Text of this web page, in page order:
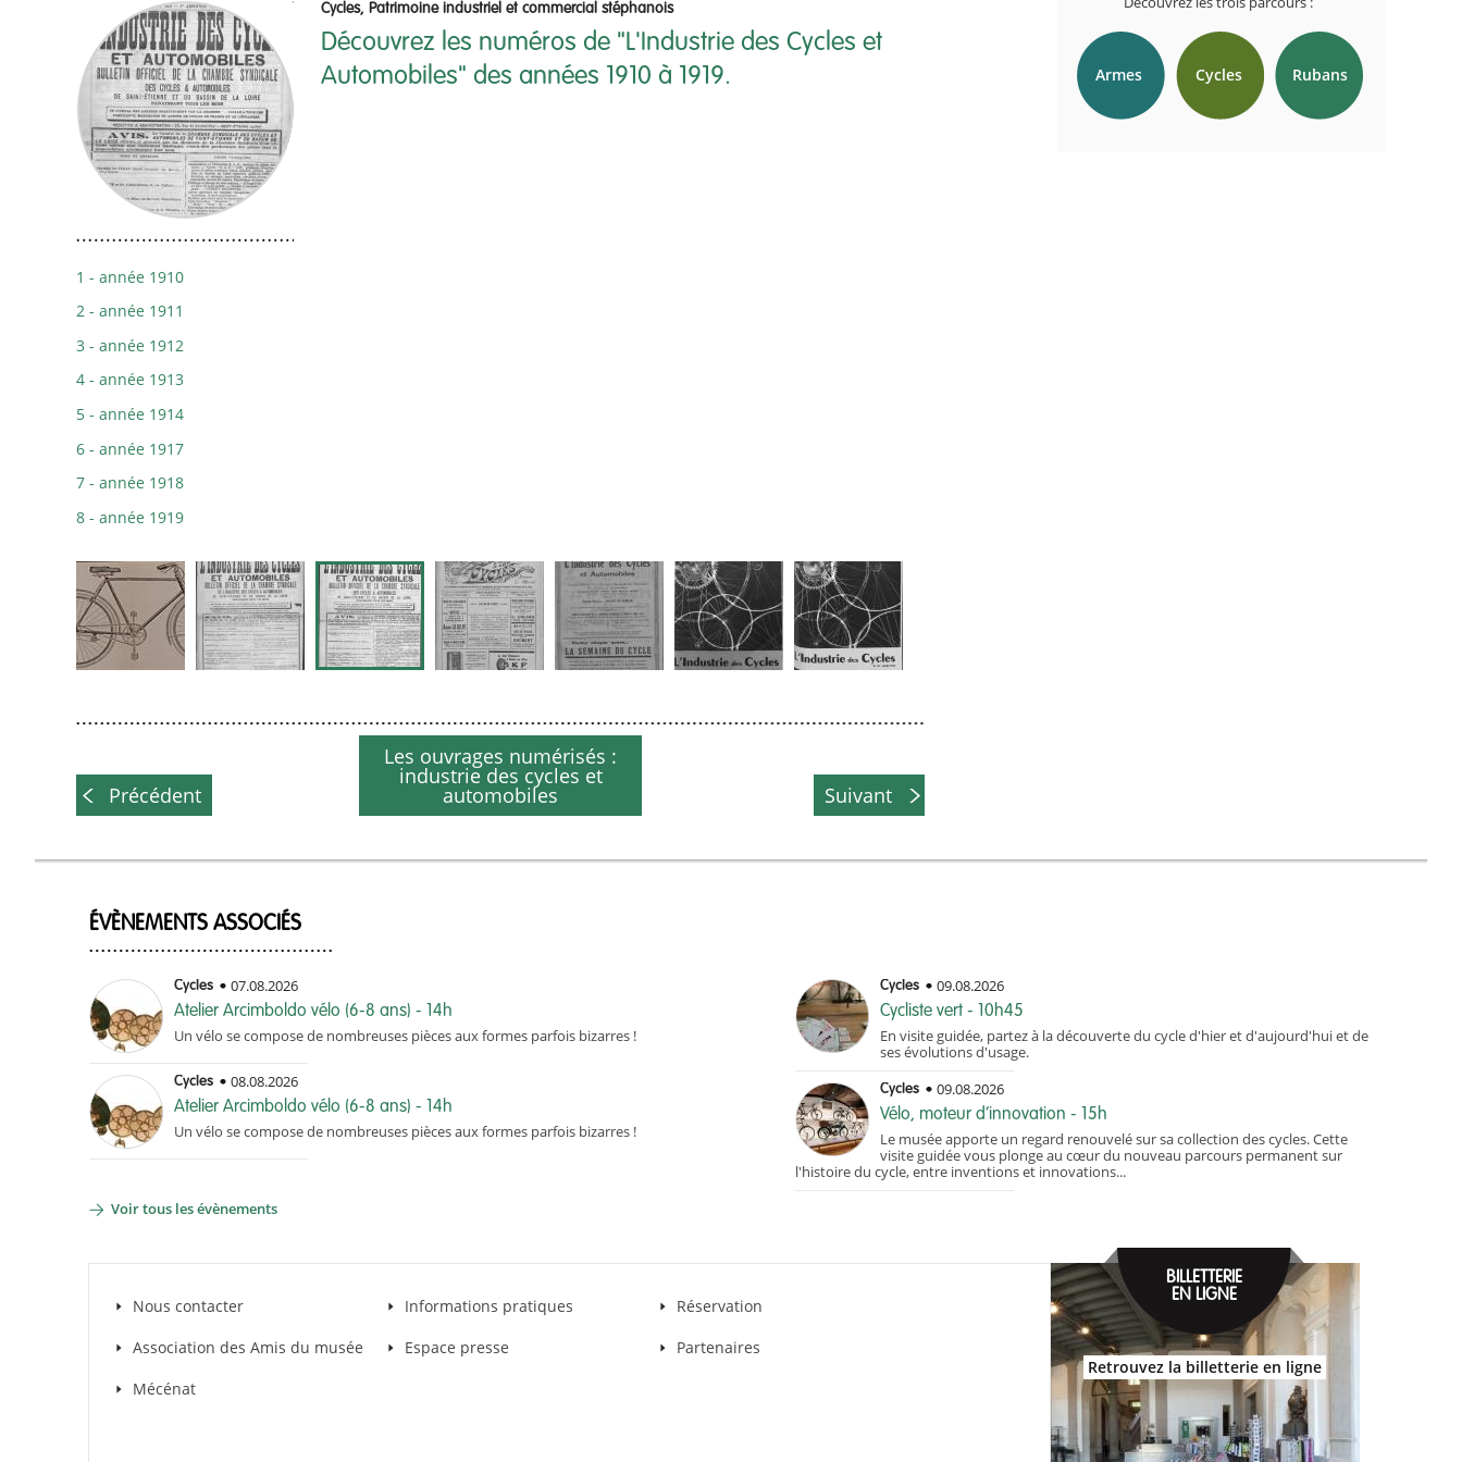
Cycles, Patrimoine industriel et commercial stéphanois
Découvrez les numéros de "L'Industrie des Cycles et
Automobiles" des années 1910 à 1919.
1 - année 1910
2 - année 1911
3 - année 1912
4 - année 1913
5 - année 1914
6 - année 1917
7 - année 1918
8 - année 1919
Précédent
Les ouvrages numérisés :
industrie des cycles et
automobiles Suivant
Armes Cycles Rubans
ÉVÈNEMENTS ASSOCIÉS
Cycles 07.08.2026
Atelier Arcimboldo vélo (6-8 ans) - 14h
Un vélo se compose de nombreuses pièces aux formes parfois bizarres !
Cycles 08.08.2026
Atelier Arcimboldo vélo (6-8 ans) - 14h
Un vélo se compose de nombreuses pièces aux formes parfois bizarres !
Cycles 09.08.2026
Cycliste vert - 10h45
En visite guidée, partez à la découverte du cycle d'hier et d'aujourd'hui et de
ses évolutions d'usage.
Cycles 09.08.2026
Vélo, moteur d’innovation - 15h
Le musée apporte un regard renouvelé sur sa collection des cycles. Cette
visite guidée vous plonge au cœur du nouveau parcours permanent sur
l'histoire du cycle, entre inventions et innovations...
Voir tous les évènements
Nous contacter Informations pratiques
Réservation
Association des Amis du musée
Espace presse
Partenaires
Mécénat
BILLETTERIE
EN LIGNE
Retrouvez la billetterie en ligne